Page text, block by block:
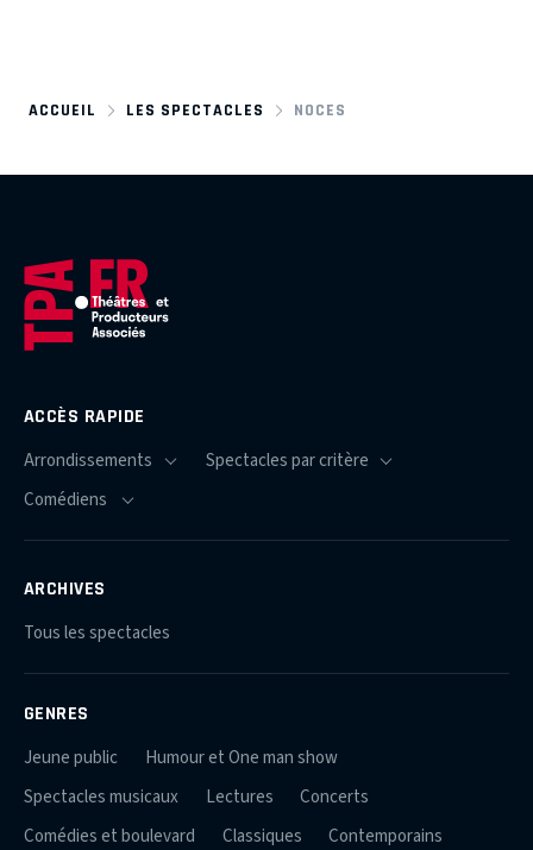
ACCUEIL LES SPECTACLES NOCES
ACCÈS RAPIDE
ARCHIVES
Tous les spectacles
GENRES
Jeune public
Humour et One man show
Spectacles musicaux
Lectures
Concerts
Comédies et boulevard
Classiques
Contemporains